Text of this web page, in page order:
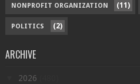
NONPROFIT ORGANIZATION (11)
POLITICS (2)
ARCHIVE
2026